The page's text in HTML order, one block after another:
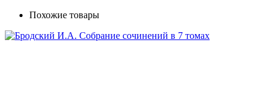
Похожие товары